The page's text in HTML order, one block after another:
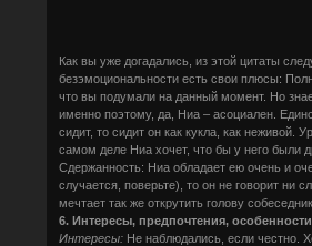
Как вы уже догадались, из этой цитаты
безэмоциональности есть свои плюсы:
что вы подумали на данный момент. Но
именно поэтому, да, Ниа – асоциален.
сидит, то сидит он как кукла, как неживой.
самом деле Ниа хочет, что бы у него были
Сдержанность: Ниа обладает ею очень и
случается, поверьте), то он не говорит ни
мечтает так же открутить голову
6. Интересы, предпочтения,
Интересы: Не наблюдались, если честно.